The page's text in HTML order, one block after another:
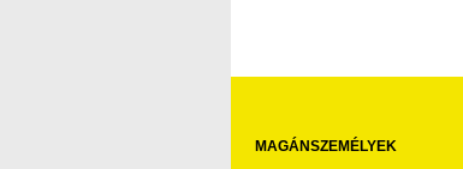
MAGÁNSZEMÉLYEK